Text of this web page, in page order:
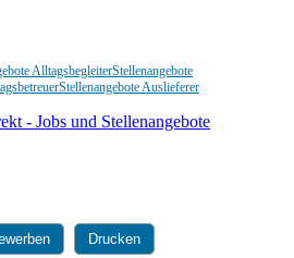
AlltagsbegleiterStellenangebote
Stellenangebote Auslieferer
Drucken